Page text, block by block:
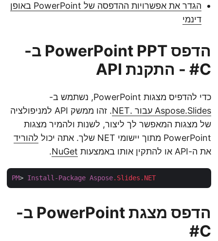
הגדר את אפשרויות ההדפסה של PowerPoint באופן
דינמי
הדפס PowerPoint PPT ב-
C# - התקנת API
כדי להדפיס מצגות PowerPoint, נשתמש ב-
Aspose.Slides עבור .NET
. זהו ממשק API למניפולציה
של מצגות המאפשר לך ליצור, לשנות ולהמיר מצגות
PowerPoint מתוך יישומי NET שלך. אתה יכול
להוריד
את ה-API או להתקין אותו באמצעות
NuGet
.
PM> Install-Package Aspose.Slides .NET
הדפס מצגת PowerPoint ב-
C#